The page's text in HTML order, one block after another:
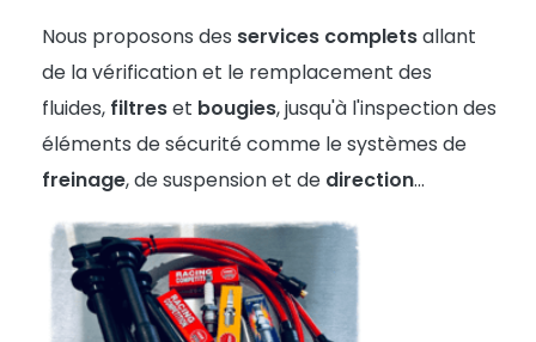
Nous proposons des services completsallant
de la vérification et le remplacement des
fluides, filtreset bougies, jusqu'à l'inspection des
éléments de sécurité comme le systèmes de
freinage, de suspension et de direction...